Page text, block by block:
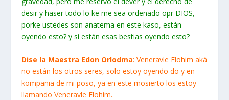
desir y haser todo lo ke me sea ordenado opr DIOS,
porke ustedes son anatema en este kaso, están
oyendo esto? y si están esas bestias oyendo esto?
Dise la Maestra Edon Orlodma: Veneravle Elohim aká
no están los otros seres, solo estoy oyendo do y en
kompañia de mi poso, ya en este mosierto los estoy
llamando Veneravle Elohim.